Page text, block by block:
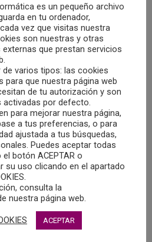
– PROGRAMA 7
Psicología de España ha
Youtube, el Boletín Infocop TV –
es un pequeño archivo
en tu ordenador,
vez que visitas nuestra
son nuestras y otras
que prestan servicios
varios tipos: las cookies
para que nuestra página web
de tu autorización y son
por defecto.
para mejorar nuestra página,
a tus preferencias, o para
ajustada a tus búsquedas,
Puedes aceptar todas
botón ACEPTAR o
su uso clicando en el apartado
consulta la
nuestra página web.
ACEPTAR